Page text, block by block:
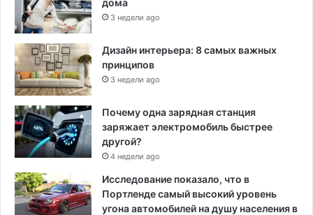
3 недели ago
Дизайн интерьера: 8 самых важных
принципов
3 недели ago
Почему одна зарядная станция
заряжает электромобиль быстрее
другой?
4 недели ago
Исследование показало, что в
Портленде самый высокий уровень
угона автомобилей на душу населения в